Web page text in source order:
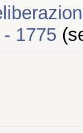
1775